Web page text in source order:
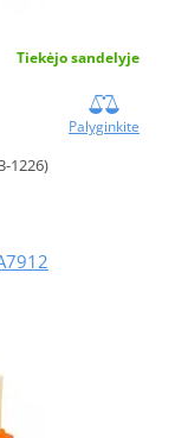
Tiekėjo sandelyje
Palyginkite
1226)